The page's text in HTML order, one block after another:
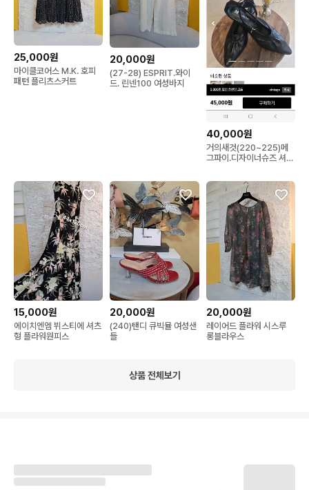
25,000원
마이클코어스 M.K. 호피
패턴 플리츠스커트
20,000원
(27-28) ESPRIT.와이
드. 린넨100 여성바지
40,000원
거의새것(220~225)메
그파이.디자이너슈즈 셔링
15,000원
에이치엔엠 뷔스티에 셔츠
형 플라워원피스
20,000원
(240)탠디 큐빅뮬 여성샌
들
20,000원
레이어드 플라워 시스루
롱블라우스
상품 전체보기